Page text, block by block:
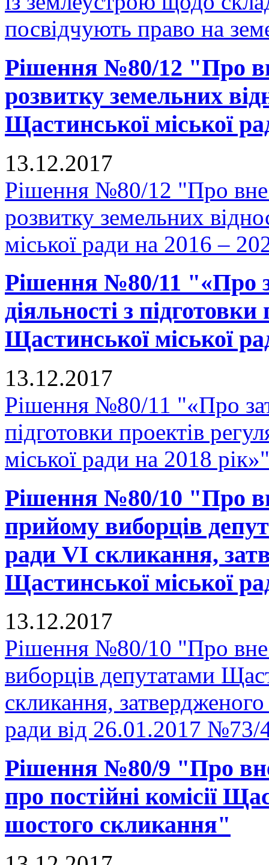
посвідчують право на
Рішення №80/12 "Про
розвитку земельних
Щастинської міської
13.12.2017
Рішення №80/12 "Про
розвитку земельних
міської ради на 2016 –
Рішення №80/11 "«Про
діяльності з
Щастинської міської
13.12.2017
Рішення №80/11 "«Про
підготовки проектів
міської ради на 2018 рік»"
Рішення №80/10 "Про
прийому виборців
ради VI скликання,
Щастинської міської
13.12.2017
Рішення №80/10 "Про
виборців депутатами
скликання,
ради від 26.01.2017 №73/
Рішення №80/9 "Про
про постійні комісії
шостого скликання"